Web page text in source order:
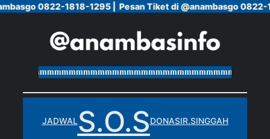
0822-1818-1295 | Pesan Tiket di @anambasgo 0822-
JADWALS.O.SDONASIR.SINGGAH
0822-1818-1295 | Pesan Tiket di @anambasgo 0822-